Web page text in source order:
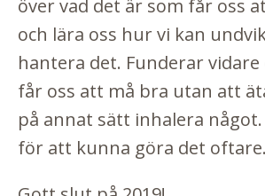
över vad det är som får oss
och lära oss hur vi kan
hantera det. Funderar vidare
får oss att må bra utan att
på annat sätt inhalera
för att kunna göra det oftare.